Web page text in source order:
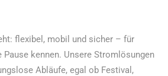
flexibel, mobil und sicher – für
Pause kennen. Unsere Stromlösungen
Abläufe, egal ob Festival,